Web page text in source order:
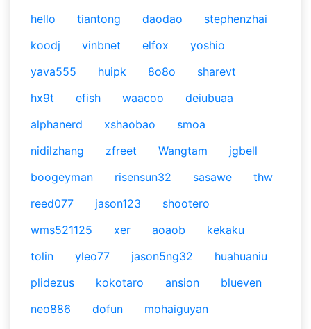
hello
tiantong daodao
stephenzhai
koodj
vinbnet elfox
yoshio
yava555
huipk 8o8o
sharevt
hx9t
efish waacoo
deiubuaa
alphanerd
xshaobao
smoa
nidilzhang
zfreet Wangtam
jgbell
boogeyman
risensun32 sasawe
thw
reed077
jason123
shootero
wms521125
xer aoaob
kekaku
tolin
yleo77 jason5ng32
huahuaniu
plidezus
kokotaro ansion
blueven
neo886
dofun
mohaiguyan